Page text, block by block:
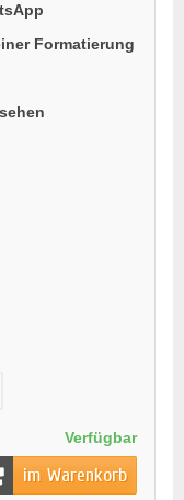
Formatierung
Verfügbar
im Warenkorb